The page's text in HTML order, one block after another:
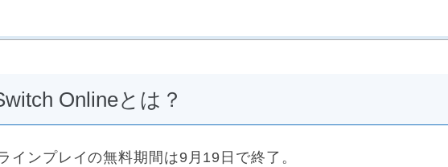
Onlineとは？
インプレイの無料期間は9月19日で終了。